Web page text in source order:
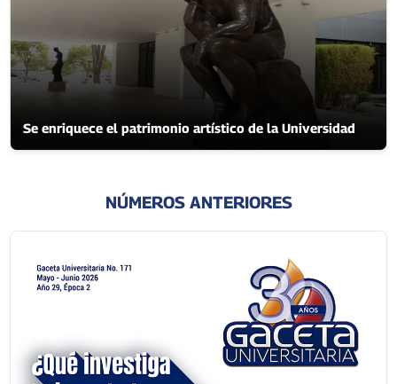
Se enriquece el patrimonio artístico de la Universidad
NÚMEROS ANTERIORES